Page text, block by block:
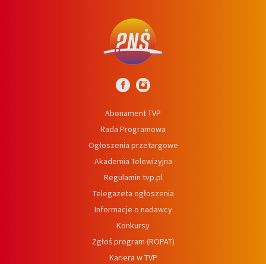
Abonament TVP
Rada Programowa
Ogłoszenia przetargowe
Akademia Telewizyjna
Regulamin tvp.pl
Telegazeta ogłoszenia
Informacje o nadawcy
Konkursy
Zgłoś program (ROPAT)
Kariera w TVP